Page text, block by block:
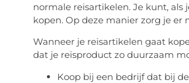
normale reisartikelen. Je kunt,
kopen. Op deze manier zorg je
Wanneer je reisartikelen gaat
dat je reisproduct zo duurzaam
Koop bij een bedrijf dat bij